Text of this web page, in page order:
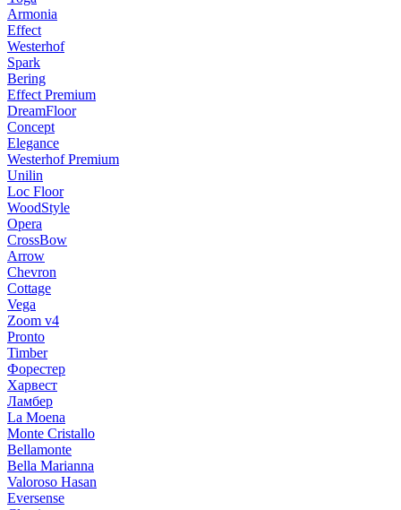
Armonia
Effect
Westerhof
Spark
Bering
Effect Premium
DreamFloor
Concept
Elegance
Westerhof Premium
Unilin
Loc Floor
WoodStyle
Opera
CrossBow
Arrow
Chevron
Cottage
Vega
Zoom v4
Pronto
Timber
Форестер
Харвест
Ламбер
La Moena
Monte Cristallo
Bellamonte
Bella Marianna
Valoroso Hasan
Eversense